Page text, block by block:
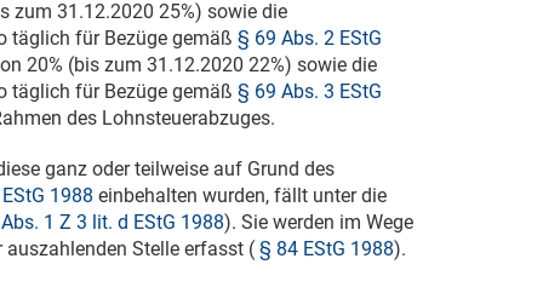
zum 31.12.2020 25%) sowie die
täglich für Bezüge gemäß § 69 Abs. 2 EStG
20% (bis zum 31.12.2020 22%) sowie die
täglich für Bezüge gemäß § 69 Abs. 3 EStG
des Lohnsteuerabzuges.
ganz oder teilweise auf Grund des
1988 einbehalten wurden, fällt unter die
1 Z 3 lit. d EStG 1988). Sie werden im Wege
Stelle erfasst ( § 84 EStG 1988).